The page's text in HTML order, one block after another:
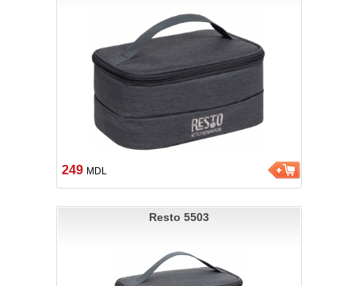
249 MDL
Resto 5503